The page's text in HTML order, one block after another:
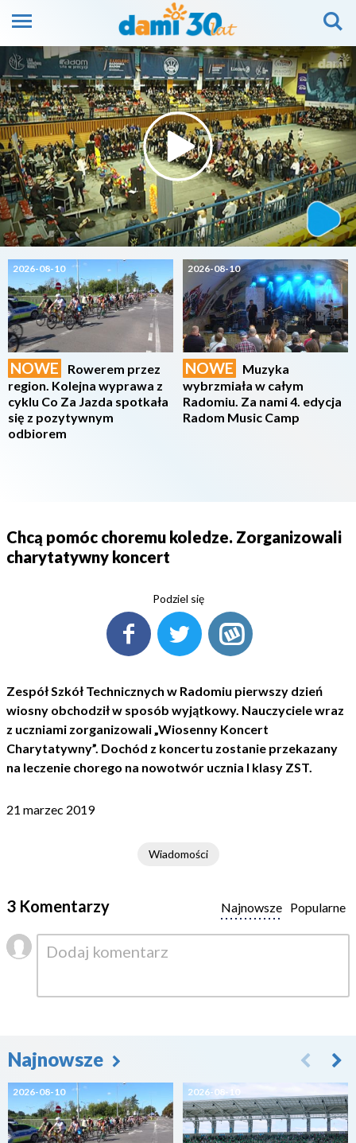
2026-08-10
NOWE
Rowerem przez
region. Kolejna wyprawa z
cyklu Co Za Jazda spotkała
się z pozytywnym
odbiorem
2026-08-10
NOWE
Muzyka
wybrzmiała w całym
Radomiu. Za nami 4. edycja
Radom Music Camp
Chcą pomóc choremu koledze. Zorganizowali
charytatywny koncert
Podziel się
Zespół Szkół Technicznych w Radomiu pierwszy dzień
wiosny obchodził w sposób wyjątkowy. Nauczyciele wraz
z uczniami zorganizowali „Wiosenny Koncert
Charytatywny”. Dochód z koncertu zostanie przekazany
na leczenie chorego na nowotwór ucznia I klasy ZST.
21 marzec 2019
Wiadomości
3 Komentarzy Popularne
Najnowsze
Najnowsze
2026-08-10 2026-08-10